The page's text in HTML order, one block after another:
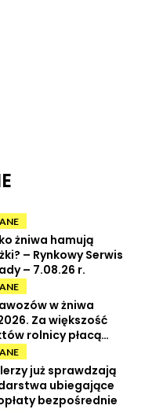
żniwa hamują
– Rynkowy Serwis
– 7.08.26 r.
w żniwa
Za większość
rolnicy płacą
już sprawdzają
ubiegające
bezpośrednie